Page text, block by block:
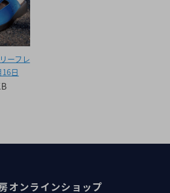
ーフレ
日
オンラインショップ